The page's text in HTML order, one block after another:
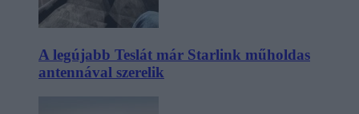
A legújabb Teslát már Starlink műholdas
antennával szerelik